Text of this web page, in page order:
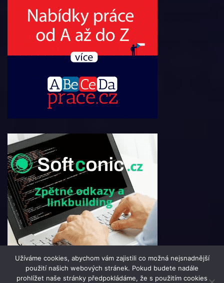
Užíváme cookies, abychom vám zajistili co možná nejsnadnější
použití našich webových stránek. Pokud budete nadále
prohlížet naše stránky předpokládáme, že s použitím cookies